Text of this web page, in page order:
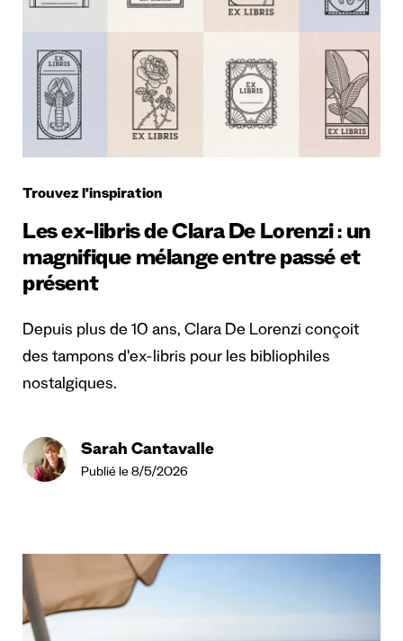
Trouvez l'inspiration
Les ex-libris de Clara De Lorenzi : un
magnifique mélange entre passé et
présent
Depuis plus de 10 ans, Clara De Lorenzi conçoit
des tampons d'ex-libris pour les bibliophiles
nostalgiques.
Sarah Cantavalle
Publié le 8/5/2026